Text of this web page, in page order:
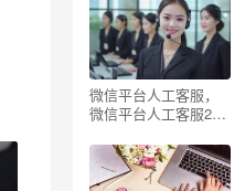
微信平台人工客服，
微信平台人工客服24